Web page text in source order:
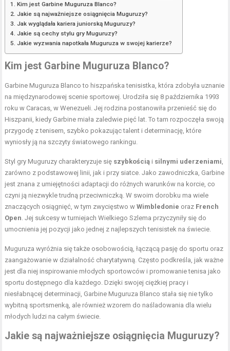
Kim jest Garbine Muguruza Blanco?
Jakie są najważniejsze osiągnięcia Muguruzy?
Jak wyglądała kariera juniorską Muguruzy?
Jakie są cechy stylu gry Muguruzy?
Jakie wyzwania napotkała Muguruza w swojej karierze?
Kim jest Garbine Muguruza Blanco?
Garbine Muguruza Blanco to hiszpańska tenisistka, która zdobyła uznanie
na międzynarodowej scenie sportowej. Urodziła się 8 października 1993
roku w Caracas, w Wenezueli. Jej rodzina postanowiła przenieść się do
Hiszpanii, kiedy Garbine miała zaledwie pięć lat. To tam rozpoczęła swoją
przygodę z tenisem, szybko pokazując talent i determinację, które
wyniosły ją na szczyty światowego rankingu.
Styl gry Muguruzy charakteryzuje się szybkością i silnymi uderzeniami,
zarówno z podstawowej linii, jak i przy siatce. Jako zawodniczka, Garbine
jest znana z umiejętności adaptacji do różnych warunków na korcie, co
czyni ją niezwykle trudną przeciwniczką. W swoim dorobku ma wiele
znaczących osiągnięć, w tym zwycięstwo wWimbledonie oraz French
Open. Jej sukcesy w turniejach Wielkiego Szlema przyczyniły się do
umocnienia jej pozycji jako jednej z najlepszych tenisistek na świecie.
Muguruza wyróżnia się także osobowością, łączącą pasję do sportu oraz
zaangażowanie w działalność charytatywną. Często podkreśla, jak ważne
jest dla niej inspirowanie młodych sportowców i promowanie tenisa jako
sportu dostępnego dla każdego. Dzięki swojej ciężkiej pracy i
niesłabnącej determinacji, Garbine Muguruza Blanco stała się nie tylko
wybitną sportsmenką, ale również wzorem do naśladowania dla wielu
młodych ludzi na całym świecie.
Jakie są najważniejsze osiągnięcia Muguruzy?